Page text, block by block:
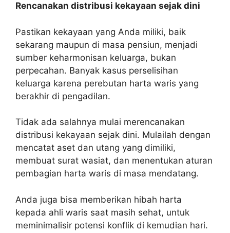
Rencanakan distribusi kekayaan sejak dini
Pastikan kekayaan yang Anda miliki, baik
sekarang maupun di masa pensiun, menjadi
sumber keharmonisan keluarga, bukan
perpecahan. Banyak kasus perselisihan
keluarga karena perebutan harta waris yang
berakhir di pengadilan.
Tidak ada salahnya mulai merencanakan
distribusi kekayaan sejak dini. Mulailah dengan
mencatat aset dan utang yang dimiliki,
membuat surat wasiat, dan menentukan aturan
pembagian harta waris di masa mendatang.
Anda juga bisa memberikan hibah harta
kepada ahli waris saat masih sehat, untuk
meminimalisir potensi konflik di kemudian hari.